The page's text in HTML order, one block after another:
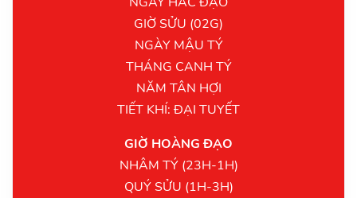
GIỜ SỬU (02G)
NGÀY MẬU TÝ
THÁNG CANH TÝ
NĂM TÂN HỢI
TIẾT KHÍ: ĐẠI TUYẾT
GIỜ HOÀNG ĐẠO
NHÂM TÝ (23H-1H)
QUÝ SỬU (1H-3H)